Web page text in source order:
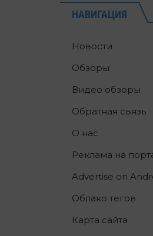
НАВИГАЦИЯ
Новости
Обзоры
Видео обзоры
Обратная связь
О нас
Реклама на
Advertise on
Облако тегов
Карта сайта